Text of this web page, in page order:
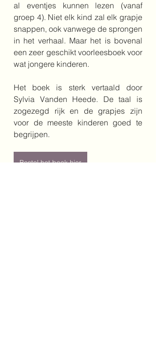
al eventjes kunnen lezen (vanaf
groep 4). Niet elk kind zal elk grapje
snappen, ook vanwege de sprongen
in het verhaal. Maar het is bovenal
een zeer geschikt voorleesboek voor
wat jongere kinderen.
Het boek is sterk vertaald door
Sylvia Vanden Heede. De taal is
zogezegd rijk en de grapjes zijn
voor de meeste kinderen goed te
begrijpen.
Bestel het boek hier